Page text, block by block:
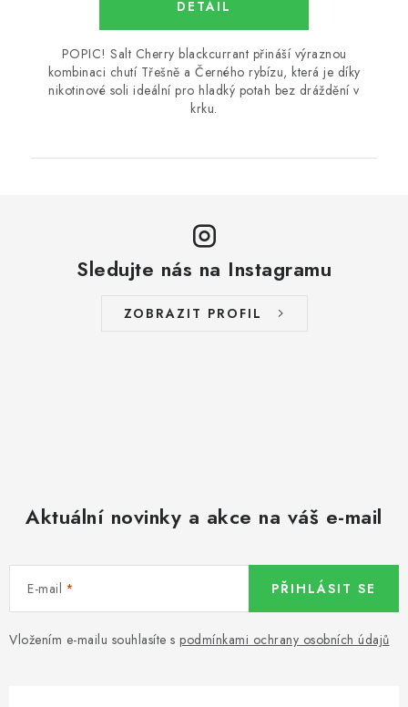
POPIC! Salt Cherry blackcurrant přináší výraznou
kombinaci chutí Třešně a Černého rybízu, která je díky
nikotinové soli ideální pro hladký potah bez dráždění v
krku.
Sledujte nás na Instagramu
ZOBRAZIT PROFIL
Aktuální novinky a akce na váš e-mail
E-mail
Vložením e-mailu souhlasíte s podmínkami ochrany osobních údajů
PŘIHLÁSIT SE